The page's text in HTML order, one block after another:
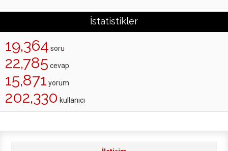
İstatistikler
19,364 soru
22,785 cevap
15,871 yorum
202,330 kullanıcı